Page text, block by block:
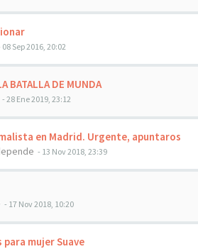
08 Sep 2016, 20:02
BATALLA DE MUNDA
- 28 Ene 2019, 23:12
en Madrid. Urgente, apuntaros
- 13 Nov 2018, 23:39
- 17 Nov 2018, 10:20
mujer Suave